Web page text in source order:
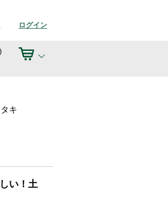
ログイン
キ
い！土